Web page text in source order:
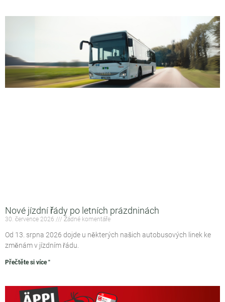
Nové jízdní řády po letních prázdninách
30. července 2026 Žádné komentáře
Od 13. srpna 2026 dojde u některých našich autobusových linek ke
změnám v jízdním řádu.
Přečtěte si více "